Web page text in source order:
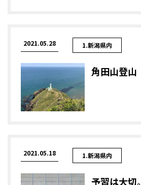
2021.05.28 1.新潟県内
角田山登山
2021.05.18 1.新潟県内
予習は大切。